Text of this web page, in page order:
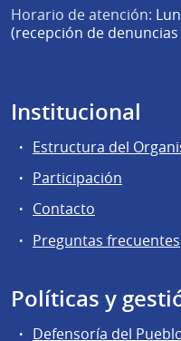
Horario de atención:
(recepción de denuncias
Institucional
Estructura del
Participación
Contacto
Preguntas frecuentes
Políticas y
Defensoría del